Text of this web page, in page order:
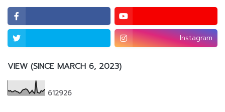
Instagram
VIEW (SINCE MARCH 6, 2023)
612926